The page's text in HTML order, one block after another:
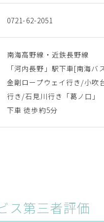
0721-62-2051
南海高野線・近鉄長野線
「河内長野」駅下車[南海バ
金剛ロープウェイ行き/小吹
行き/石見川行き「葛ノ口」
下車 徒歩約5分
ス第三者評価